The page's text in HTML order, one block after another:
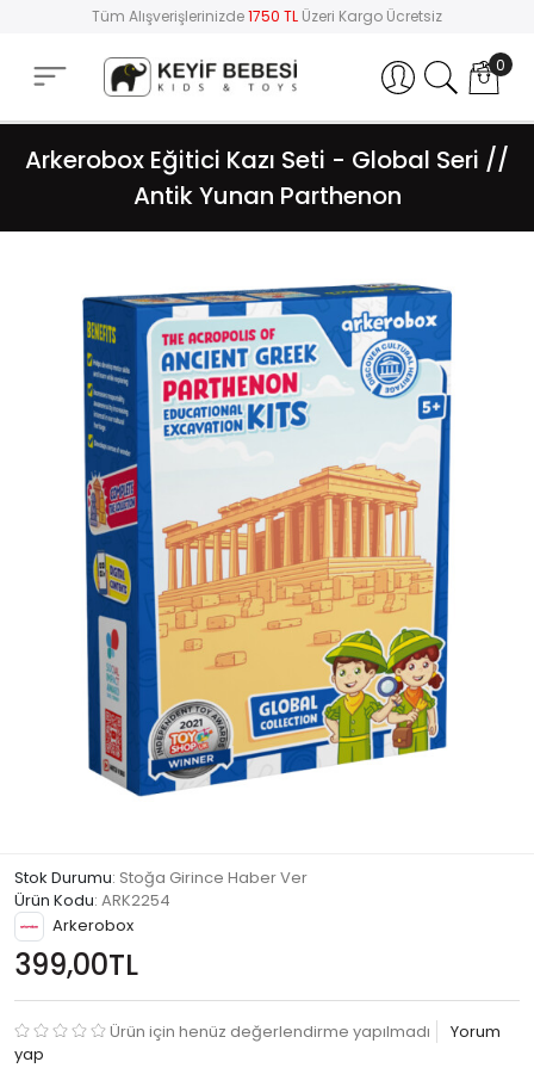
Tüm Alışverişlerinizde1750 TL Üzeri Kargo Ücretsiz
Hesabım 0
Arkerobox Eğitici Kazı Seti - Global Seri //
Antik Yunan Parthenon
Stok Durumu: Stoğa Girince Haber Ver
Ürün Kodu: ARK2254
Arkerobox
399,00TL
Ürün için henüz değerlendirme yapılmadı
Yorum
yap